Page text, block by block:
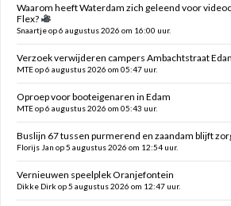
Waarom heeft Waterdam zich geleend voor
Flex?
Snaartje op 6 augustus 2026 om 16:00 uur.
Verzoek verwijderen campers Ambachtstraat
MTE op 6 augustus 2026 om 05:47 uur.
Oproep voor booteigenaren in Edam
MTE op 6 augustus 2026 om 05:43 uur.
Buslijn 67 tussen purmerend en zaandam blijft
Florijs Jan op 5 augustus 2026 om 12:54 uur.
Vernieuwen speelplek Oranjefontein
Dikke Dirk op 5 augustus 2026 om 12:47 uur.